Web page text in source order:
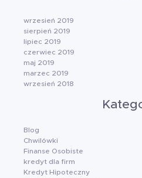
wrzesień 2019
sierpień 2019
lipiec 2019
czerwiec 2019
maj 2019
marzec 2019
wrzesień 2018
Blog
Chwilówki
Finanse Osobiste
kredyt dla firm
Kredyt Hipoteczny